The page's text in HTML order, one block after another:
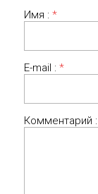
Имя : *
E-mail : *
Комментарий :